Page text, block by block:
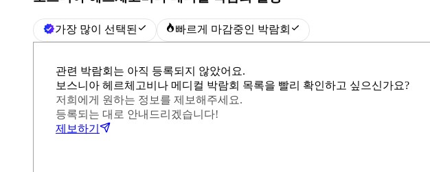
가장 많이 선택된 빠르게 마감중인 박람회
관련 박람회는 아직 등록되지 않았어요.
보스니아 헤르체고비나 메디컬 박람회 목록을 빨리 확인하고 싶으신가요?
저희에게 원하는 정보를 제보해주세요.
등록되는 대로 안내드리겠습니다!
제보하기